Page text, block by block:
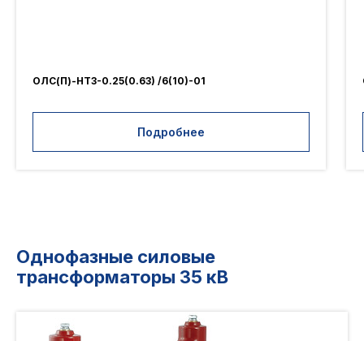
ОЛС(П)-НТЗ-0.25(0.63) /6(10)-01
Подробнее
Однофазные силовые
трансформаторы 35 кВ